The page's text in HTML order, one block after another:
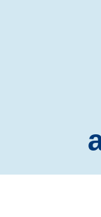
accesibilidad.